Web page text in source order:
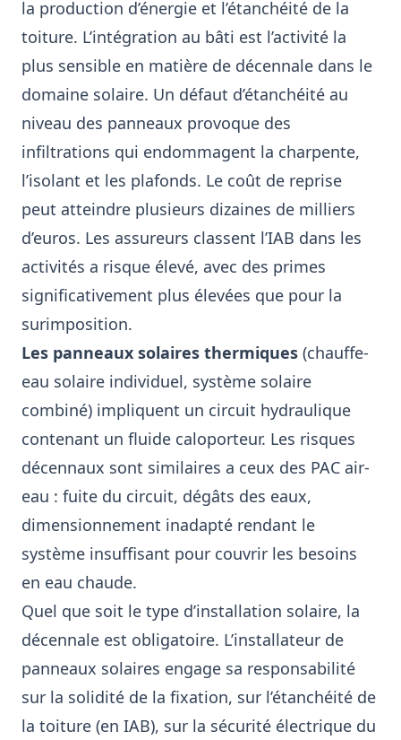
la production d’énergie et l’étanchéité de la
toiture. L’intégration au bâti est l’activité la
plus sensible en matière de décennale dans le
domaine solaire. Un défaut d’étanchéité au
niveau des panneaux provoque des
infiltrations qui endommagent la charpente,
l’isolant et les plafonds. Le coût de reprise
peut atteindre plusieurs dizaines de milliers
d’euros. Les assureurs classent l’IAB dans les
activités a risque élevé, avec des primes
significativement plus élevées que pour la
surimposition.
Les panneaux solaires thermiques (chauffe-
eau solaire individuel, système solaire
combiné) impliquent un circuit hydraulique
contenant un fluide caloporteur. Les risques
décennaux sont similaires a ceux des PAC air-
eau : fuite du circuit, dégâts des eaux,
dimensionnement inadapté rendant le
système insuffisant pour couvrir les besoins
en eau chaude.
Quel que soit le type d’installation solaire, la
décennale est obligatoire. L’installateur de
panneaux solaires engage sa responsabilité
sur la solidité de la fixation, sur l’étanchéité de
la toiture (en IAB), sur la sécurité électrique du